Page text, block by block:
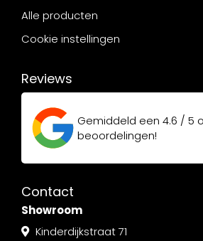
Alle producten
Cookie instellingen
Reviews
Gemiddeld een 4.6 / 5
beoordelingen!
Contact
Showroom
Kinderdijkstraat 71